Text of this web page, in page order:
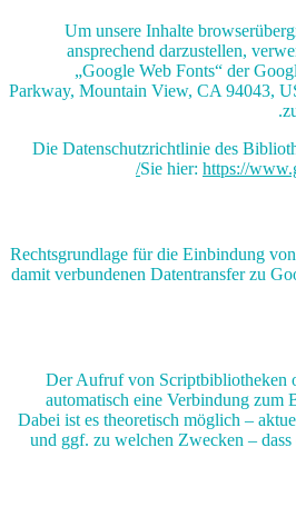
Um unsere Inhalte
ansprechend darzustellen,
„Google Web Fonts“ der
Parkway, Mountain View, CA 94043,
Die Datenschutzrichtlinie des
Sie hier: https://
Rechtsgrundlage für die Einbindung
damit verbundenen Datentransfer zu
Der Aufruf von Scriptbibliotheken
automatisch eine Verbindung zum
Dabei ist es theoretisch möglich –
und ggf. zu welchen Zwecken –